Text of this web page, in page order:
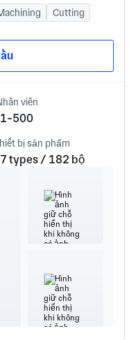
Cutting
viên
500
bị sản phẩm
types / 182 bộ